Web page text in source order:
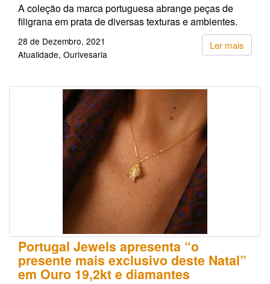
A coleção da marca portuguesa abrange peças de
filigrana em prata de diversas texturas e ambientes.
Ler mais
28 de Dezembro, 2021
Atualidade Ourivesaria
Portugal Jewels apresenta “o
presente mais exclusivo deste Natal”
em Ouro 19,2kt e diamantes